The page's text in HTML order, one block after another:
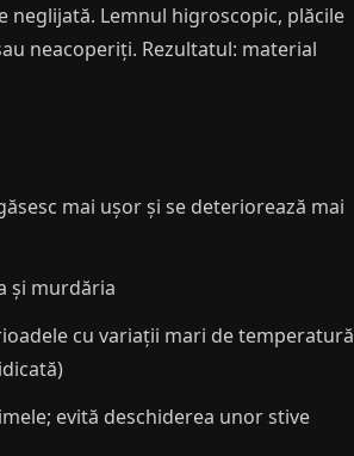
Lemnul higroscopic, plăcile
neacoperiți. Rezultatul: material
mai ușor și se deteriorează mai
și murdăria
cu variații mari de temperatură
evită deschiderea unor stive